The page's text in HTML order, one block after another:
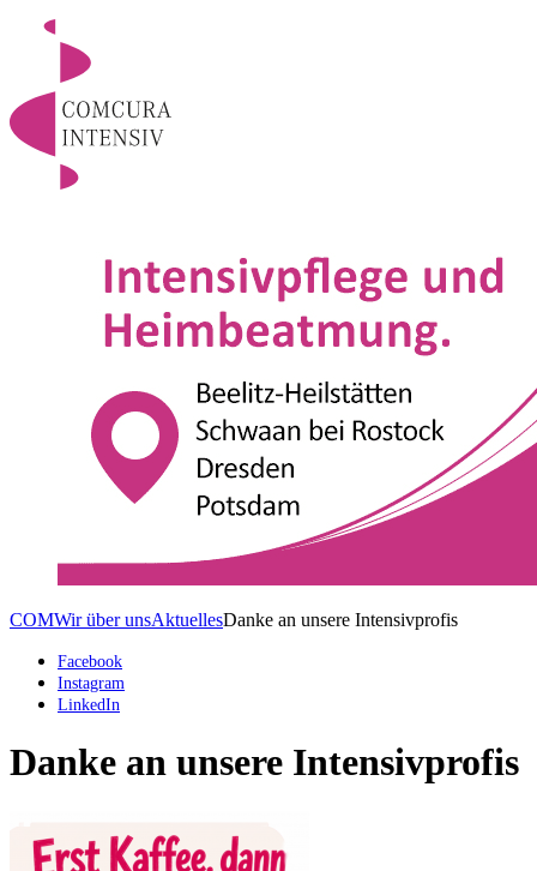
COMWir über unsAktuellesDanke an unsere Intensivprofis
Facebook
Instagram
LinkedIn
Danke an unsere Intensivprofis